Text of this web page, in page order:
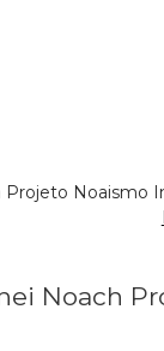
Projeto Noaismo
Noach